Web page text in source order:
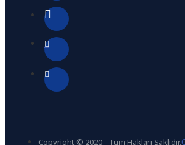
Copyright © 2020 - Tüm Hakları Saklıdır.